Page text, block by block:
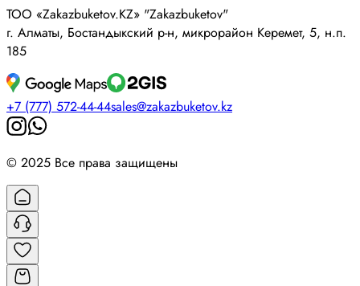
ТОО «Zakazbuketov.KZ» "Zakazbuketov"
г. Алматы, Бостандыкский р-н, микрорайон Керемет, 5, н.п.
185
+7 (777) 572-44-44sales@zakazbuketov.kz
© 2025 Все права защищены